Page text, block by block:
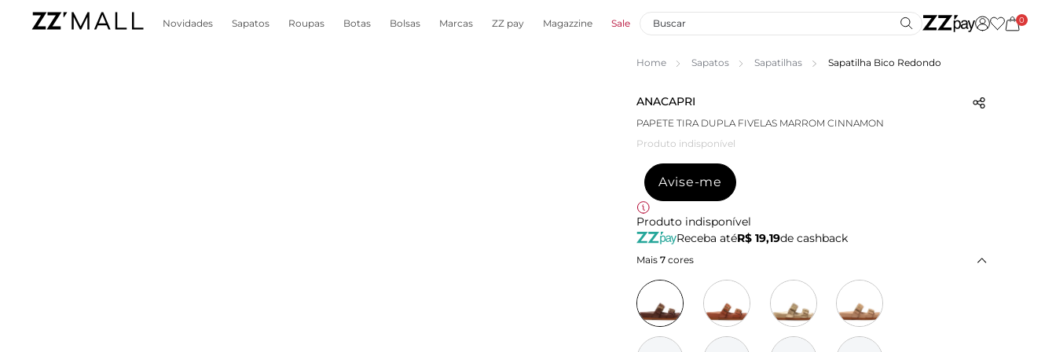
Novidades Sapatos Roupas Botas Bolsas Marcas ZZ pay Magazzine Sale 0
Home Sapatos Sapatilhas Sapatilha Bico Redondo
ANACAPRI
PAPETE TIRA DUPLA FIVELAS MARROM CINNAMON
Produto indisponível
Avise-me
Produto indisponível
Receba atéR$ 19,19de cashback
Mais 7 cores